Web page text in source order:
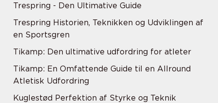
Trespring - Den Ultimative Guide
Trespring Historien, Teknikken og Udviklingen af
en Sportsgren
Tikamp: Den ultimative udfordring for atleter
Tikamp: En Omfattende Guide til en Allround
Atletisk Udfordring
Kuglestød Perfektion af Styrke og Teknik